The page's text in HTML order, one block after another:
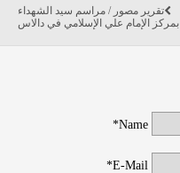
تقرير مصور / مراسم سيد الشهداء
بمركز الإمام علي الإسلامي في دالاس
Name*
E-Mail*